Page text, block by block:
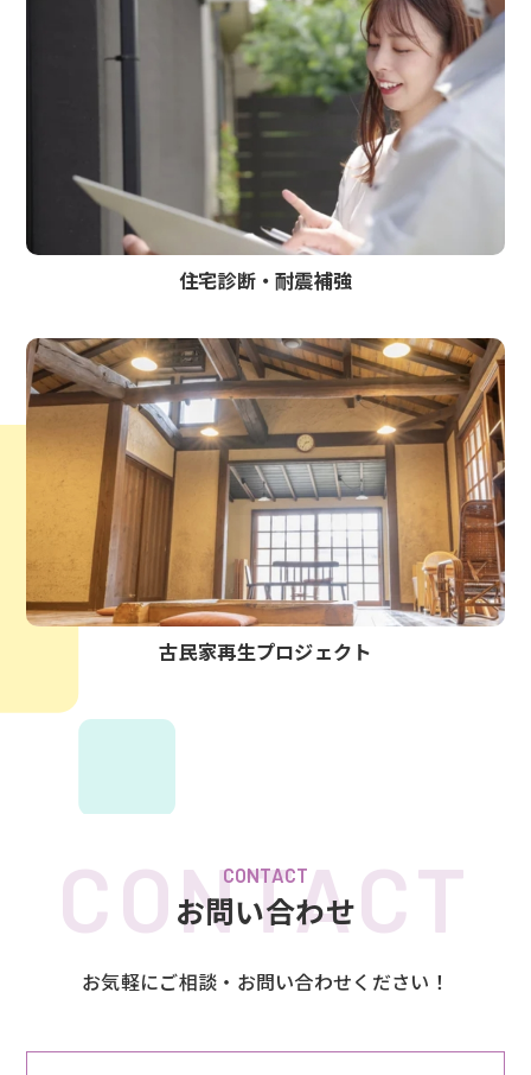
住宅診断・耐震補強
古民家再生プロジェクト
CONTACT
お問い合わせ
お気軽にご相談・お問い合わせください！